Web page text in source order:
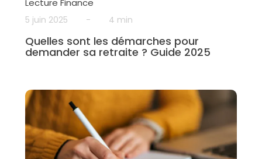
Lecture Finance
5 juin 2025 - 4 min
Quelles sont les démarches pour
demander sa retraite ? Guide 2025